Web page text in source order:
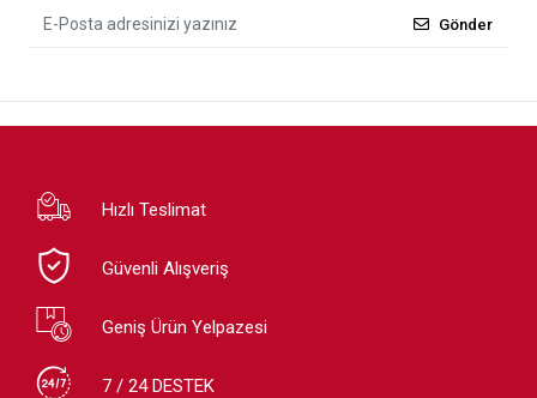
Gönder
Hızlı Teslimat
Güvenli Alışveriş
Geniş Ürün Yelpazesi
7 / 24 DESTEK